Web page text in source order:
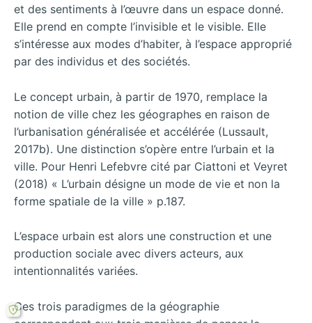
et des sentiments à l’œuvre dans un espace donné.
Elle prend en compte l’invisible et le visible. Elle
s’intéresse aux modes d’habiter, à l’espace approprié
par des individus et des sociétés.
Le concept urbain, à partir de 1970, remplace la
notion de ville chez les géographes en raison de
l’urbanisation généralisée et accélérée (Lussault,
2017b). Une distinction s’opère entre l’urbain et la
ville. Pour Henri Lefebvre cité par Ciattoni et Veyret
(2018) « L’urbain désigne un mode de vie et non la
forme spatiale de la ville » p.187.
L’espace urbain est alors une construction et une
production sociale avec divers acteurs, aux
intentionnalités variées.
Ces trois paradigmes de la géographie